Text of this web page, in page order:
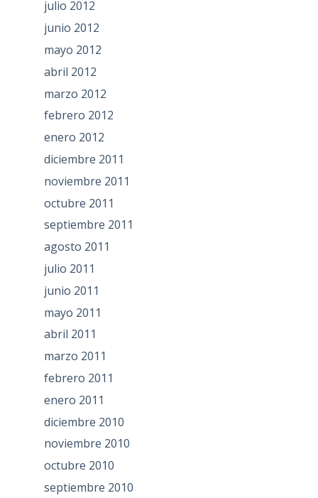
julio 2012
junio 2012
mayo 2012
abril 2012
marzo 2012
febrero 2012
enero 2012
diciembre 2011
noviembre 2011
octubre 2011
septiembre 2011
agosto 2011
julio 2011
junio 2011
mayo 2011
abril 2011
marzo 2011
febrero 2011
enero 2011
diciembre 2010
noviembre 2010
octubre 2010
septiembre 2010